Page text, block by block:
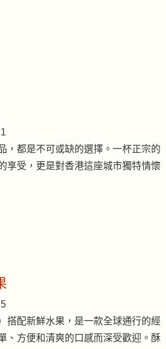
，都是不可或缺的選擇。一杯正宗的
享受，更是對香港這座城市獨特情懷
搭配新鮮水果，是一款全球通行的經
、方便和清爽的口感而深受歡迎。酥